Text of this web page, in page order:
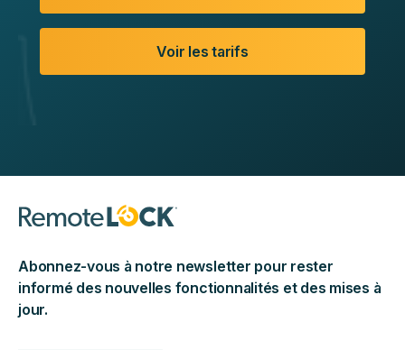
Voir les tarifs
Abonnez-vous à notre newsletter pour rester
informé des nouvelles fonctionnalités et des mises à
jour.